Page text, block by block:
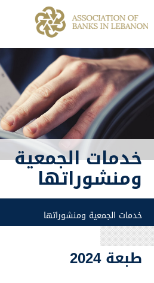
خدمات الجمعية
ومنشوراتها
طبعة 2024